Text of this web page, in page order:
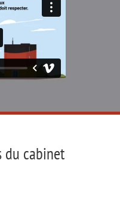
du cabinet